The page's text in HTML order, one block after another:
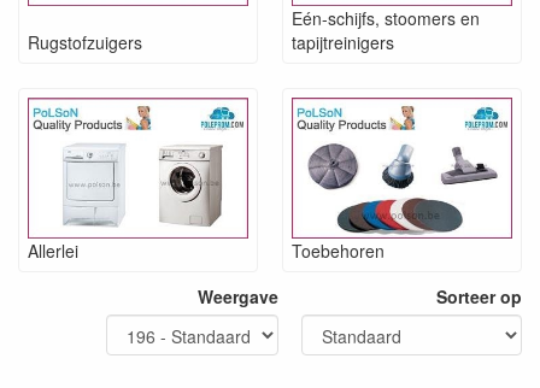
Rugstofzuigers
Eén-schijfs, stoomers en
tapijtreinigers
Allerlei
Toebehoren
Weergave
Sorteer op